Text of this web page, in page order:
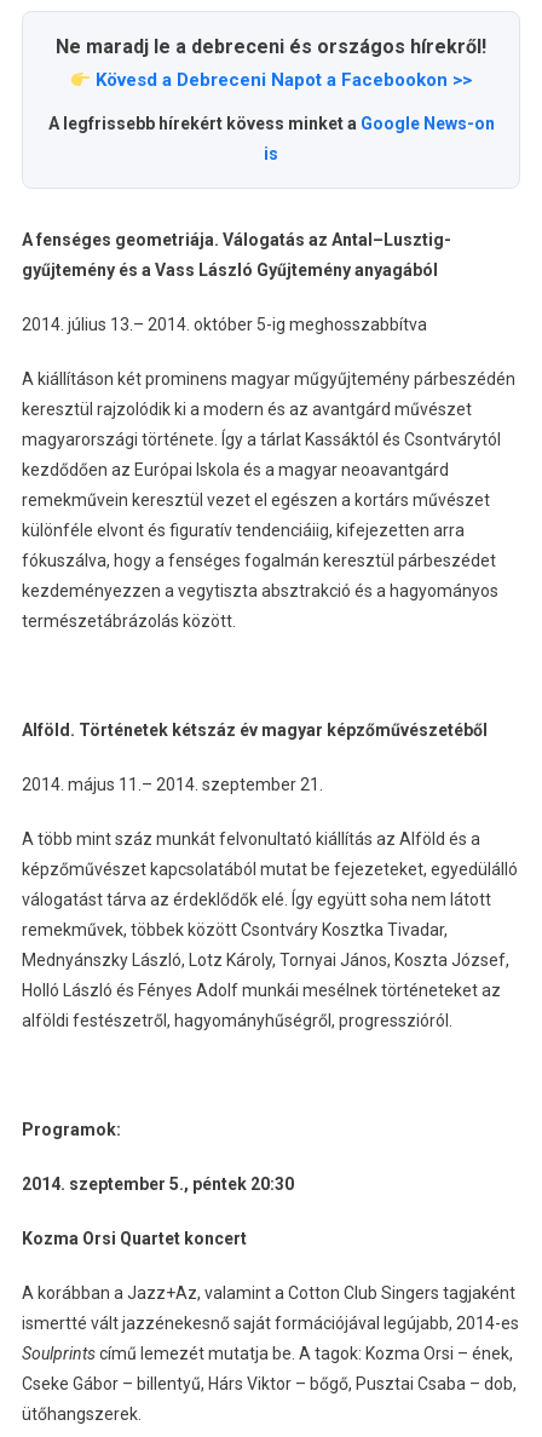
Ne maradj le a debreceni és országos hírekről!
Kövesd a Debreceni Napot a Facebookon >>
A legfrissebb hírekért kövess minket a Google News-on
is
A fenséges geometriája. Válogatás az Antal–Lusztig-
gyűjtemény és a Vass László Gyűjtemény anyagából
2014. július 13.– 2014. október 5-ig meghosszabbítva
A kiállításon két prominens magyar műgyűjtemény párbeszédén
keresztül rajzolódik ki a modern és az avantgárd művészet
magyarországi története. Így a tárlat Kassáktól és Csontvárytól
kezdődően az Európai Iskola és a magyar neoavantgárd
remekművein keresztül vezet el egészen a kortárs művészet
különféle elvont és figuratív tendenciáiig, kifejezetten arra
fókuszálva, hogy a fenséges fogalmán keresztül párbeszédet
kezdeményezzen a vegytiszta absztrakció és a hagyományos
természetábrázolás között.
Alföld. Történetek kétszáz év magyar képzőművészetéből
2014. május 11.– 2014. szeptember 21.
A több mint száz munkát felvonultató kiállítás az Alföld és a
képzőművészet kapcsolatából mutat be fejezeteket, egyedülálló
válogatást tárva az érdeklődők elé. Így együtt soha nem látott
remekművek, többek között Csontváry Kosztka Tivadar,
Mednyánszky László, Lotz Károly, Tornyai János, Koszta József,
Holló László és Fényes Adolf munkái mesélnek történeteket az
alföldi festészetről, hagyományhűségről, progresszióról.
Programok:
2014. szeptember 5., péntek 20:30
Kozma Orsi Quartet koncert
A korábban a Jazz+Az, valamint a Cotton Club Singers tagjaként
ismertté vált jazzénekesnő saját formációjával legújabb, 2014-es
Soulprintscímű lemezét mutatja be. A tagok: Kozma Orsi – ének,
Cseke Gábor – billentyű, Hárs Viktor – bőgő, Pusztai Csaba – dob,
ütőhangszerek.